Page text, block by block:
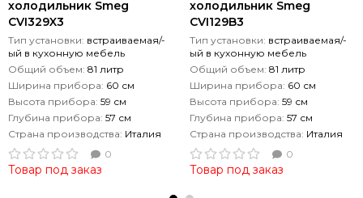
холодильник Smeg
CVI329X3
Тип установки: встраиваемая/-
ый в кухонную мебель
Общий объем: 81 литр
Ширина прибора: 60 см
Высота прибора: 59 см
Глубина прибора: 57 см
Страна производства: Италия
0
Товар под заказ
холодильник Smeg
CVI129B3
Тип установки: встраиваемая/-
ый в кухонную мебель
Общий объем: 81 литр
Ширина прибора: 60 см
Высота прибора: 59 см
Глубина прибора: 57 см
Страна производства: Италия
0
Товар под заказ